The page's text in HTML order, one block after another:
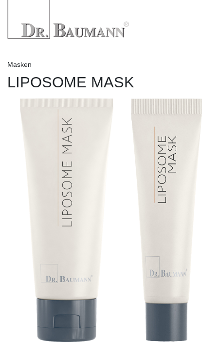
Masken
LIPOSOME MASK